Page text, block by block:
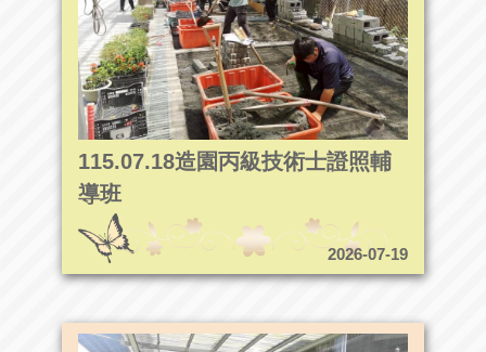
115.07.18造園丙級技術士證照輔
導班
2026-07-19